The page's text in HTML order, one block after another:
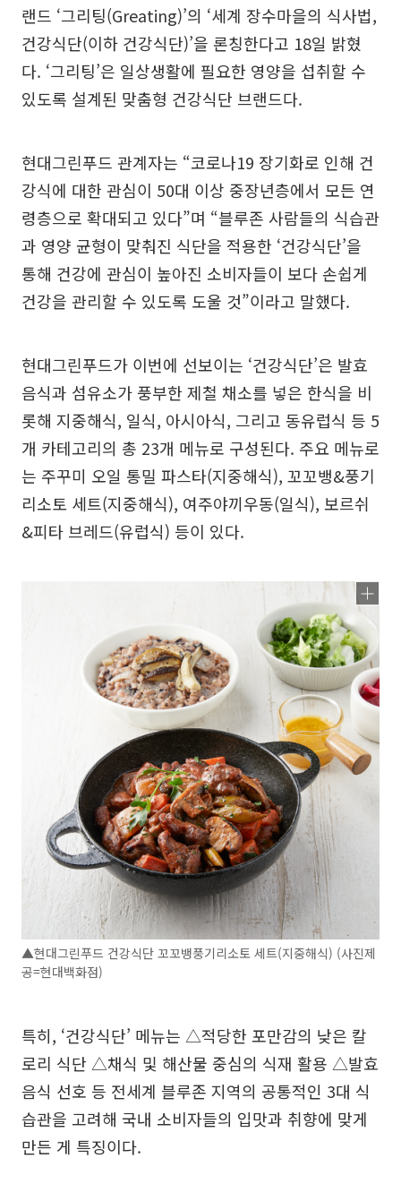
랜드 ‘그리팅(Greating)’의 ‘세계 장수마을의 식사법,
건강식단(이하 건강식단)’을 론칭한다고 18일 밝혔
다. ‘그리팅’은 일상생활에 필요한 영양을 섭취할 수
있도록 설계된 맞춤형 건강식단 브랜드다.
현대그린푸드 관계자는 “코로나19 장기화로 인해 건
강식에 대한 관심이 50대 이상 중장년층에서 모든 연
령층으로 확대되고 있다”며 “블루존 사람들의 식습관
과 영양 균형이 맞춰진 식단을 적용한 ‘건강식단’을
통해 건강에 관심이 높아진 소비자들이 보다 손쉽게
건강을 관리할 수 있도록 도울 것”이라고 말했다.
현대그린푸드가 이번에 선보이는 ‘건강식단’은 발효
음식과 섬유소가 풍부한 제철 채소를 넣은 한식을 비
롯해 지중해식, 일식, 아시아식, 그리고 동유럽식 등 5
개 카테고리의 총 23개 메뉴로 구성된다. 주요 메뉴로
는 주꾸미 오일 통밀 파스타(지중해식), 꼬꼬뱅&풍기
리소토 세트(지중해식), 여주야끼우동(일식), 보르쉬
&피타 브레드(유럽식) 등이 있다.
▲현대그린푸드 건강식단 꼬꼬뱅풍기리소토 세트(지중해식) (사진제
공=현대백화점)
특히, ‘건강식단’ 메뉴는 △적당한 포만감의 낮은 칼
로리 식단 △채식 및 해산물 중심의 식재 활용 △발효
음식 선호 등 전세계 블루존 지역의 공통적인 3대 식
습관을 고려해 국내 소비자들의 입맛과 취향에 맞게
만든 게 특징이다.